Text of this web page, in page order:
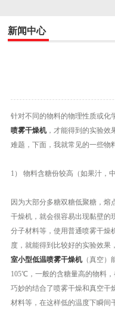
新闻中心
针对不同的物料的物理性质或化
喷雾干燥机，才能得到的实验效
难题，下面，我就常见的一些物
1） 物料含糖份较高（如果汁，
因为大部分多糖双糖低聚糖，
干燥机，就会很容易出现黏壁的
分子材料等，使用普通喷雾干燥
度，就能得到比较好的实验效果
室小型低温喷雾干燥机（真空）
105℃，一般的含糖量高的物料
巧妙的结合了喷雾干燥和真空干
材料等，在这样低的温度下瞬间